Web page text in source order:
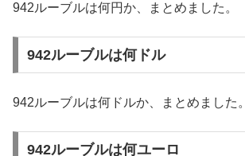
942ルーブルは何円か、まとめました。
942ルーブルは何ドル
942ルーブルは何ドルか、まとめました。
942ルーブルは何ユーロ